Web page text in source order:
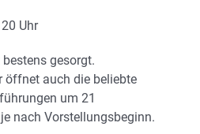
Uhr
gesorgt.
öffnet auch die beliebte
um 21
nach Vorstellungsbeginn.